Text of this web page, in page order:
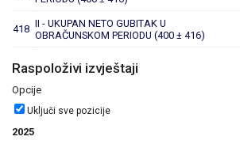
418 II - UKUPAN NETO GUBITAK U
OBRAČUNSKOM PERIODU (400 ± 416)
Raspoloživi izvještaji
Opcije
Uključi sve pozicije
2025